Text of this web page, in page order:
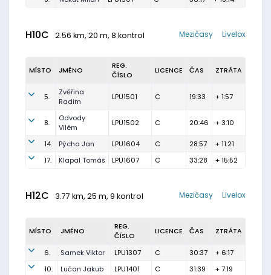
H10C 2.56 km, 20 m, 8 kontrol Livelox
Mezičasy
MÍSTO JMÉNO
REG.
ČÍSLO
LICENCE ČAS ZTRÁTA
5.
Zvěřina
Radim
LPU1501 C 19:33 + 1:57
8.
Odvody
Vilém
LPU1502 C 20:46 + 3:10
14. Pýcha Jan LPU1604 C 28:57
+ 11:21
17.
Klapal Tomáš LPU1607 C 33:28 + 15:52
H12C 3.77 km, 25 m, 9 kontrol Livelox
Mezičasy
MÍSTO JMÉNO
REG.
ČÍSLO
LICENCE ČAS ZTRÁTA
6. Samek Viktor LPU1307 C 30:37
+ 6:17
10.
Lučan Jakub LPU1401 C 31:39 + 7:19